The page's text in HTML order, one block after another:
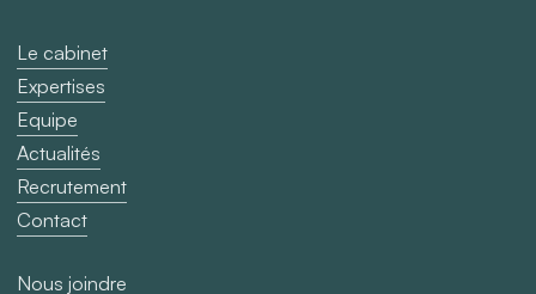
Le cabinet
Expertises
Equipe
Actualités
Recrutement
Contact
Nous joindre